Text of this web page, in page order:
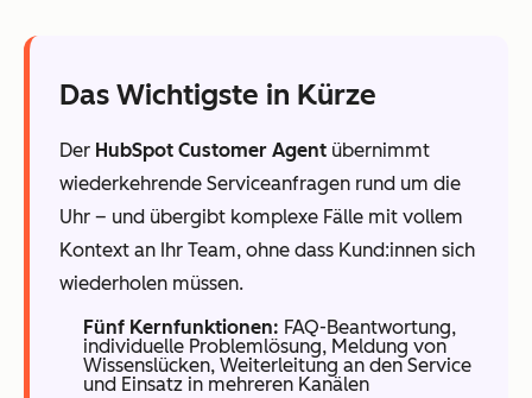
Das Wichtigste in Kürze
Der HubSpot Customer Agent übernimmt
wiederkehrende Serviceanfragen rund um die
Uhr – und übergibt komplexe Fälle mit vollem
Kontext an Ihr Team, ohne dass Kund:innen sich
wiederholen müssen.
Fünf Kernfunktionen: FAQ-Beantwortung,
individuelle Problemlösung, Meldung von
Wissenslücken, Weiterleitung an den Service
und Einsatz in mehreren Kanälen